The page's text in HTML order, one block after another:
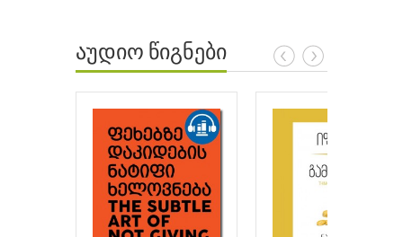
აუდიო წიგნები